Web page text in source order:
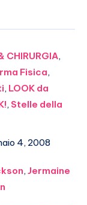
CHIRURGIA,
Fisica,
, LOOK da
, Stelle della
4, 2008
,Jermaine